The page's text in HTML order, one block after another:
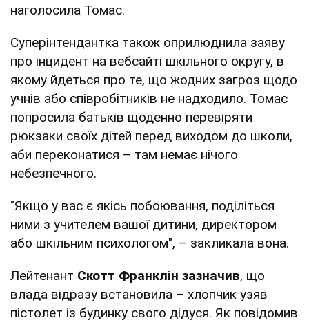
наголосила Томас.
Суперінтендантка також оприлюднила заяву
про інцидент на вебсайті шкільного округу, в
якому йдеться про те, що жодних загроз щодо
учнів або співробітників не надходило. Томас
попросила батьків щоденно перевіряти
рюкзаки своїх дітей перед виходом до школи,
аби переконатися – там немає нічого
небезпечного.
"Якщо у вас є якісь побоювання, поділіться
ними з учителем вашої дитини, директором
або шкільним психологом", – закликала вона.
Лейтенант Скотт Франклін зазначив, що
влада відразу встановила – хлопчик узяв
пістолет із будинку свого дідуся. Як повідомив